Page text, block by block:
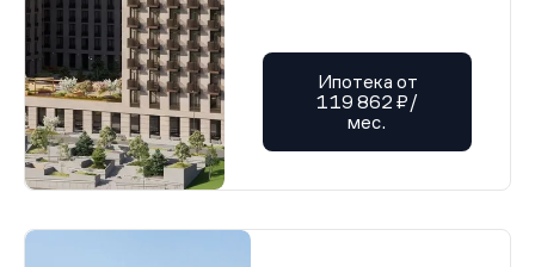
Ипотека от
119 862 ₽/
мес.